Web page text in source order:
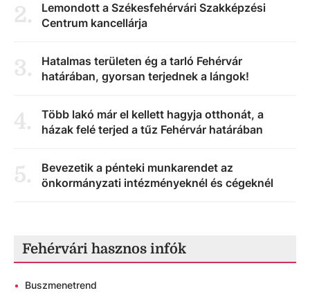
2.
Lemondott a Székesfehérvári Szakképzési
Centrum kancellárja
3.
Hatalmas területen ég a tarló Fehérvár
határában, gyorsan terjednek a lángok!
4.
Több lakó már el kellett hagyja otthonát, a
házak felé terjed a tűz Fehérvár határában
5.
Bevezetik a pénteki munkarendet az
önkormányzati intézményeknél és cégeknél
Fehérvári hasznos infók
• Buszmenetrend